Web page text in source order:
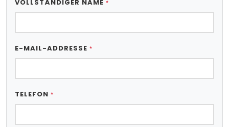
VOLLSTÄNDIGER NAME *
E-MAIL-ADDRESSE *
TELEFON *